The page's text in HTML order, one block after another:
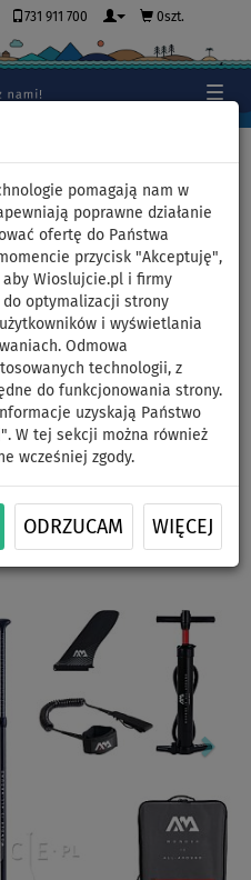
pomagają nam w
poprawne działanie
ofertę do Państwa
przycisk "Akceptuję",
aby Wioslujcie.pl i firmy
do optymalizacji strony
i wyświetlania
Odmowa
technologii, z
do funkcjonowania strony.
uzyskają Państwo
W tej sekcji można również
wcześniej zgody.
ODRZUCAM WIĘCEJ
731 911 700 0szt.
MARINA RACE
2024 -
-
Next